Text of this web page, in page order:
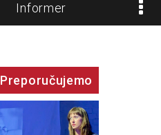
Informer
Preporučujemo